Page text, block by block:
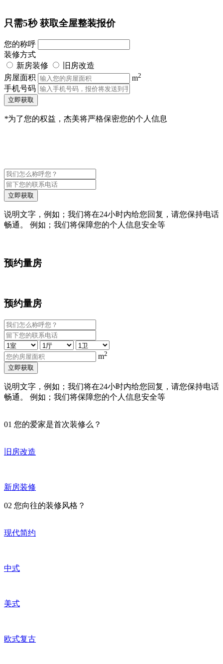
只需5秒获取全屋整装报价
您的称呼
装修方式
新房装修
旧房改造
房屋面积
m2
手机号码
立即获取
*为了您的权益，杰美将严格保密您的个人信息
立即获取
说明文字，例如；我们将在24小时内给您回复，请您保持电话
畅通。 例如；我们将保障您的个人信息安全等
预约量房
预约量房
m2
立即获取
说明文字，例如；我们将在24小时内给您回复，请您保持电话
畅通。 例如；我们将保障您的个人信息安全等
01 您的爱家是首次装修么？
旧房改造
新房装修
02 您向往的装修风格？
现代简约
中式
美式
欧式复古